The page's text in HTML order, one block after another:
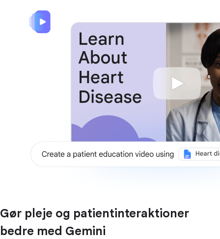
Gør pleje og patientinteraktioner
bedre med Gemini